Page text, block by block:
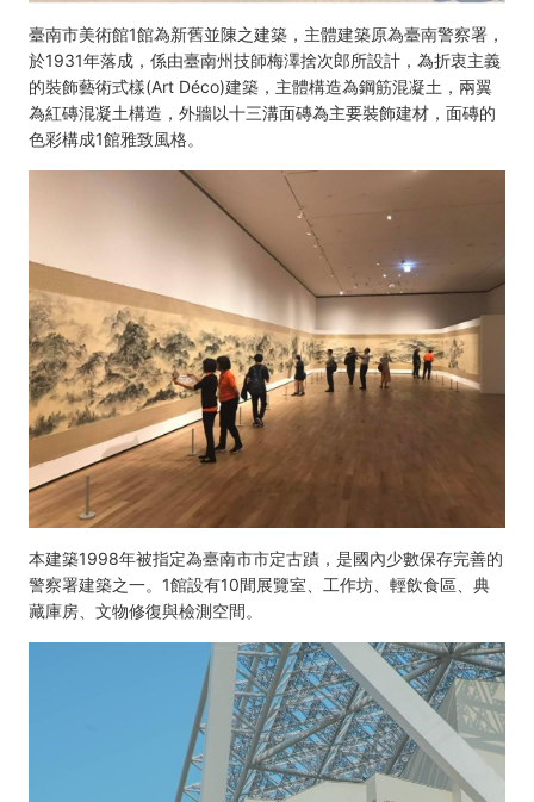
臺南市美術館1館為新舊並陳之建築，主體建築原為臺南警察署，
於1931年落成，係由臺南州技師梅澤捨次郎所設計，為折衷主義
的裝飾藝術式樣(Art Déco)建築，主體構造為鋼筋混凝土，兩翼
為紅磚混凝土構造，外牆以十三溝面磚為主要裝飾建材，面磚的
色彩構成1館雅致風格。
本建築1998年被指定為臺南市市定古蹟，是國內少數保存完善的
警察署建築之一。1館設有10間展覽室、工作坊、輕飲食區、典
藏庫房、文物修復與檢測空間。